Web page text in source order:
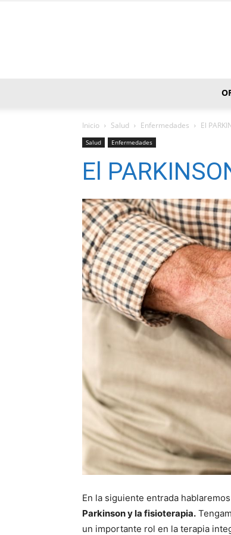
Inicio Salud Enfermedades El
Salud Enfermedades
El
En la siguiente entrada
Parkinson y la fisioterapia.
un importante rol en la terapia